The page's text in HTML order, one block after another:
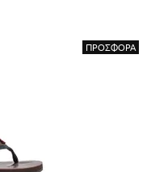
ΠΡΟΣΦΟΡΑ